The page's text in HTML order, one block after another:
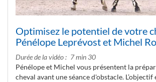
Optimisez le potentiel de votre
Pénélope Leprévost et Michel
Durée de la vidéo
7 min 30
Pénélope et Michel vous présentent la
cheval avant une séance d'obstacle. L’objectif